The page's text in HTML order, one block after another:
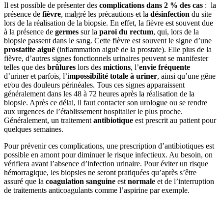
Il est possible de présenter des complications dans 2 % des cas : la
présence de fièvre, malgré les précautions et la désinfection du site
lors de la réalisation de la biopsie. En effet, la fièvre est souvent due
à la présence de germes sur la paroi du rectum, qui, lors de la
biopsie passent dans le sang. Cette fièvre est souvent le signe d’une
prostatite aiguë (inflammation aiguë de la prostate). Elle plus de la
fièvre, d’autres signes fonctionnels urinaires peuvent se manifester
telles que des brûlures lors des mictions, l’envie fréquente
d’uriner et parfois, l’impossibilité totale à uriner, ainsi qu’une gêne
et/ou des douleurs périnéales. Tous ces signes apparaissent
généralement dans les 48 à 72 heures après la réalisation de la
biopsie. Après ce délai, il faut contacter son urologue ou se rendre
aux urgences de l’établissement hospitalier le plus proche.
Généralement, un traitement antibiotique est prescrit au patient pour
quelques semaines.
Pour prévenir ces complications, une prescription d’antibiotiques est
possible en amont pour diminuer le risque infectieux. Au besoin, on
vérifiera avant l’absence d’infection urinaire. Pour éviter un risque
hémorragique, les biopsies ne seront pratiquées qu’après s’être
assuré que la coagulation sanguine est normale et de l’interruption
de traitements anticoagulants comme l’aspirine par exemple.